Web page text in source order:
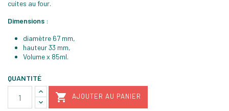
cuites au four.
Dimensions :
diamètre 67 mm,
hauteur 33 mm,
Volume x 85ml.
QUANTITÉ
 AJOUTER AU PANIER